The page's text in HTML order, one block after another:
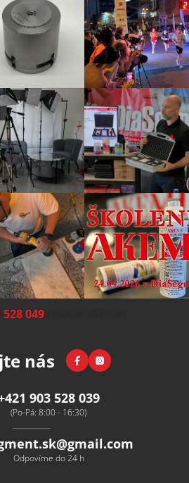
528 049(Po-Pá 8:00-15:00)
nás FacebookInstagram
903 528 039
(Po-Pá: 8:00 - 16:30)
@gmail.com
Odpovíme do 24 h